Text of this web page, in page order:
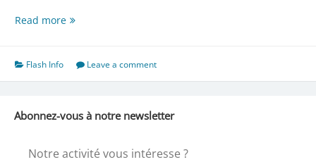
Read moreLe
Flash Info Leave a comment
Abonnez-vous à notre newsletter
Notre activité vous intéresse ?